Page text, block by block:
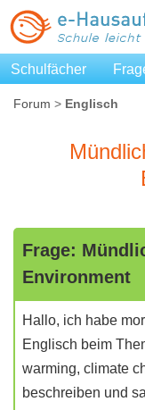
Schulfächer
Forum > Englisch
Frage:
Environment
Hallo, ich habe
Englisch beim
warming, climate
beschreiben und